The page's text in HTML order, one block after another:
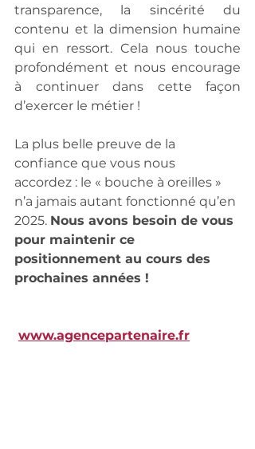
transparence, la sincérité du
contenu et la dimension humaine
qui en ressort. Cela nous touche
profondément et nous encourage
à continuer dans cette façon
d’exercer le métier !
La plus belle preuve de la
confiance que vous nous
accordez : le « bouche à oreilles »
n’a jamais autant fonctionné qu’en
2025. Nous avons besoin de vous
pour maintenir ce
positionnement au cours des
prochaines années !
www.agencepartenaire.fr